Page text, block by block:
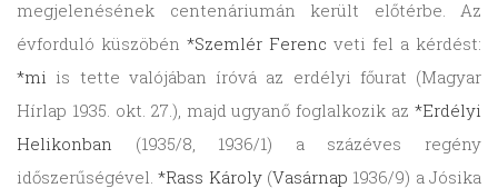
megjelenésének centenáriumán került előtérbe. Az
évforduló küszöbén *Szemlér Ferenc veti fel a kérdést:
*mi is tette valójában íróvá az erdélyi főurat (Magyar
Hírlap 1935. okt. 27.), majd ugyanő foglalkozik az *Erdélyi
Helikonban (1935/8, 1936/1) a százéves regény
időszerűségével.*Rass Károly(Vasárnap 1936/9) a Jósika